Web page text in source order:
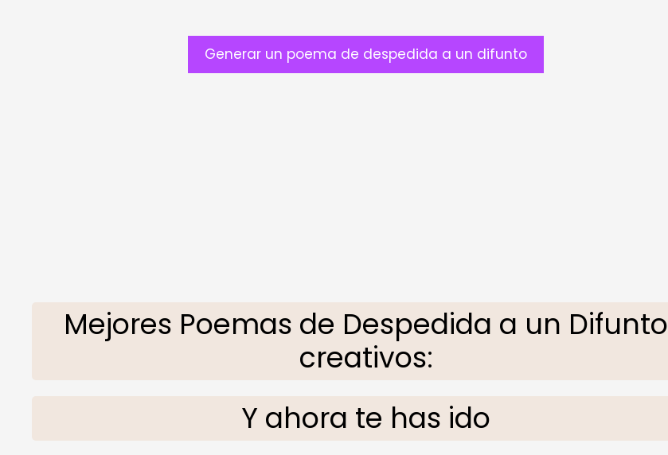
Generar un poema de despedida a un difunto
Mejores Poemas de Despedida a un Difunto
creativos:
Y ahora te has ido